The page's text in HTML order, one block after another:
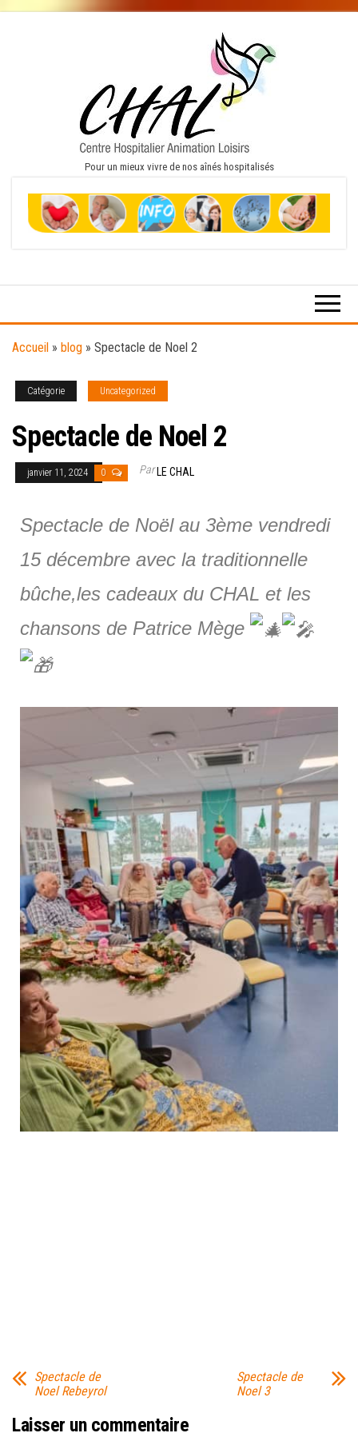
Pour un mieux vivre de nos aînés hospitalisés
Accueil » blog » Spectacle de Noel 2
Catégorie Uncategorized
Spectacle de Noel 2
janvier 11, 2024 0 ParLE CHAL
Spectacle de Noël au 3ème vendredi
15 décembre avec la traditionnelle
bûche,les cadeaux du CHAL et les
chansons de Patrice Mège
Spectacle de
Noel Rebeyrol
Spectacle de
Noel 3
Laisser un commentaire